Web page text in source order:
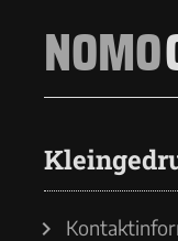
NOMO